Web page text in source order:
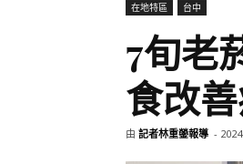
在地特區 台中
7旬老
食改
由 記者林重鎣報導 -